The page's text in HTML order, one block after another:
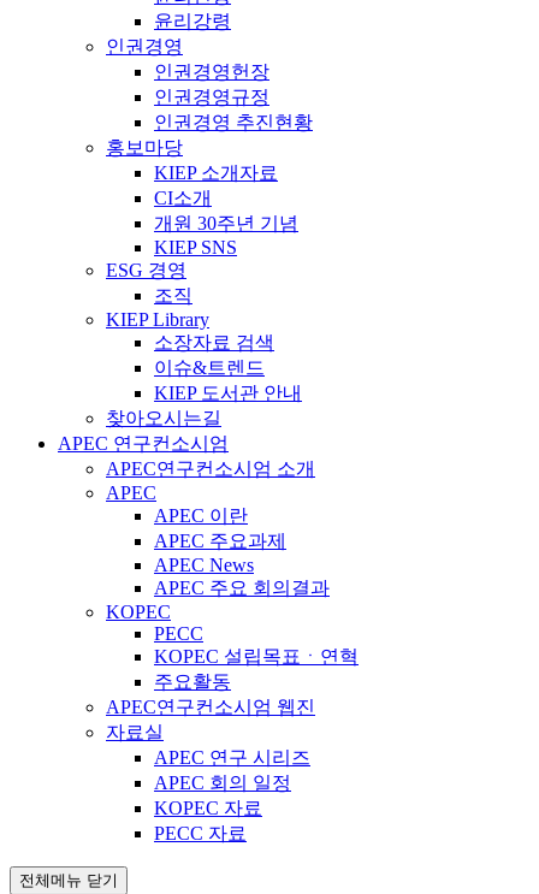
윤리강령
인권경영
인권경영헌장
인권경영규정
인권경영 추진현황
홍보마당
KIEP 소개자료
CI소개
개원 30주년 기념
KIEP SNS
ESG 경영
조직
KIEP Library
소장자료 검색
이슈&트렌드
KIEP 도서관 안내
찾아오시는길
APEC 연구컨소시엄
APEC연구컨소시엄 소개
APEC
APEC 이란
APEC 주요과제
APEC News
APEC 주요 회의결과
KOPEC
PECC
KOPEC 설립목표ㆍ연혁
주요활동
APEC연구컨소시엄 웹진
자료실
APEC 연구 시리즈
APEC 회의 일정
KOPEC 자료
PECC 자료
전체메뉴 닫기